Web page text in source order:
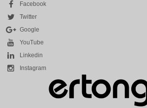
Facebook
Twitter
Google
YouTube
Linkedin
Instagram